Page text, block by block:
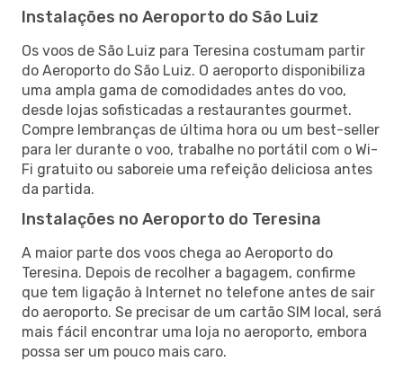
Instalações no Aeroporto do São Luiz
Os voos de São Luiz para Teresina costumam partir
do Aeroporto do São Luiz. O aeroporto disponibiliza
uma ampla gama de comodidades antes do voo,
desde lojas sofisticadas a restaurantes gourmet.
Compre lembranças de última hora ou um best-seller
para ler durante o voo, trabalhe no portátil com o Wi-
Fi gratuito ou saboreie uma refeição deliciosa antes
da partida.
Instalações no Aeroporto do Teresina
A maior parte dos voos chega ao Aeroporto do
Teresina. Depois de recolher a bagagem, confirme
que tem ligação à Internet no telefone antes de sair
do aeroporto. Se precisar de um cartão SIM local, será
mais fácil encontrar uma loja no aeroporto, embora
possa ser um pouco mais caro.